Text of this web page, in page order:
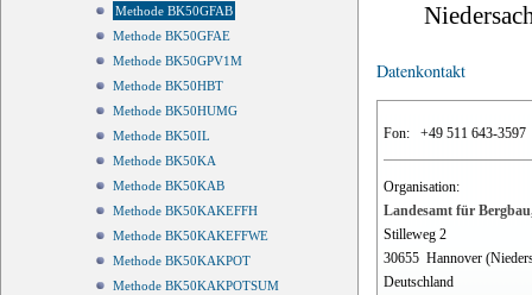
Methode BK50GFAB
Methode BK50GFAE
Methode BK50GPV1M
Methode BK50HBT
Methode BK50HUMG
Methode BK50IL
Methode BK50KA
Methode BK50KAB
Methode BK50KAKEFFH
Methode BK50KAKEFFWE
Methode BK50KAKPOT
Methode BK50KAKPOTSUM
Datenkontakt
Fon: +49 511 643-3597
Organisation:
Landesamt für
Stilleweg 2
30655 Hannover
Deutschland